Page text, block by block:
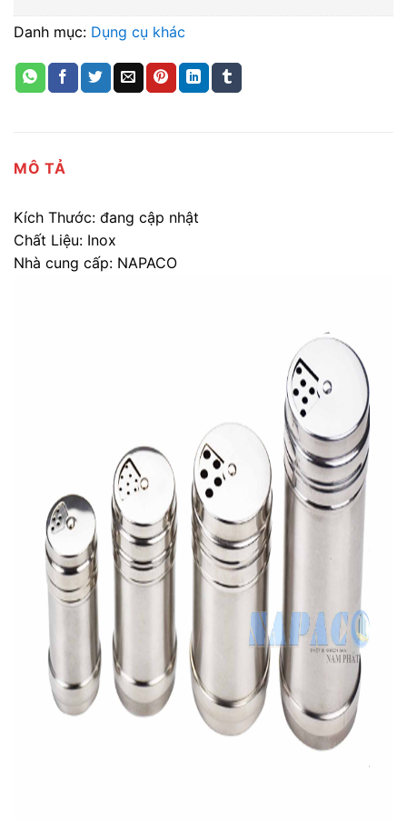
Danh mục: Dụng cụ khác
MÔ TẢ
Kích Thước: đang cập nhật
Chất Liệu: Inox
Nhà cung cấp: NAPACO